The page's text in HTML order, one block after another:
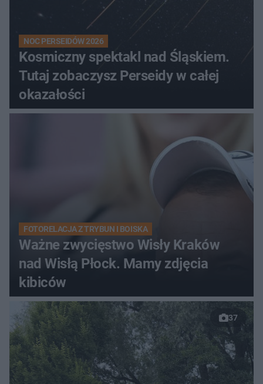
NOC PERSEIDÓW 2026
Kosmiczny spektakl nad Śląskiem.
Tutaj zobaczysz Perseidy w całej
okazałości
FOTORELACJA Z TRYBUN I BOISKA
Ważne zwycięstwo Wisły Kraków
nad Wisłą Płock. Mamy zdjęcia
kibiców
37